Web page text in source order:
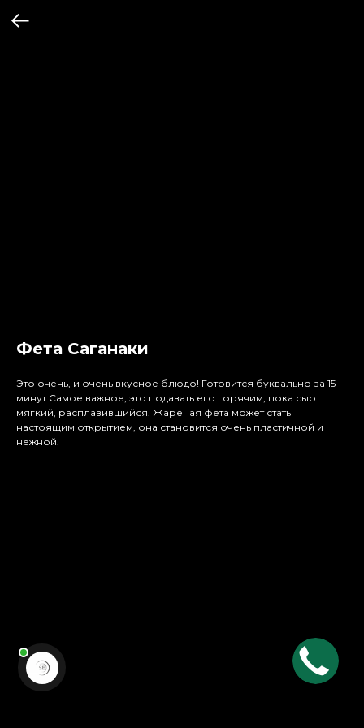
Фета Саганаки
Это очень, и очень вкусное блюдо! Готовится буквально за 15
минут.Самое важное, это подавать его горячим, пока сыр
мягкий, расплавившийся. Жареная фета может стать
настоящим открытием, она становится очень пластичной и
нежной.